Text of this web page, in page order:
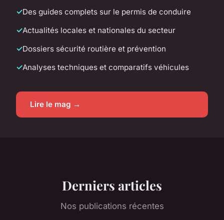
Des guides complets sur le permis de conduire
Actualités locales et nationales du secteur
Dossiers sécurité routière et prévention
Analyses techniques et comparatifs véhicules
Lire le mag →
Derniers articles
Nos publications récentes